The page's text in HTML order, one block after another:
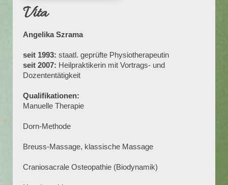
Vita
Angelika Szrama
seit 1993: staatl. geprüfte Physiotherapeutin
seit 2007: Heilpraktikerin mit Vortrags- und
Dozententätigkeit
Qualifikationen:
Manuelle Therapie
Dorn-Methode
Breuss-Massage, klassische Massage
Craniosacrale Osteopathie (Biodynamik)